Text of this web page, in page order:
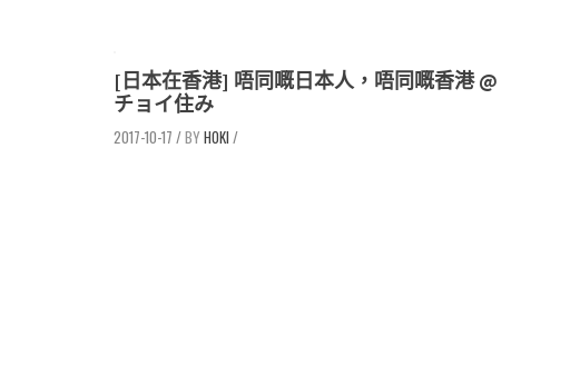
[日本在香港] 唔同嘅日本人，唔同嘅香港 @
チョイ住み
2017-10-17 / HOKI /